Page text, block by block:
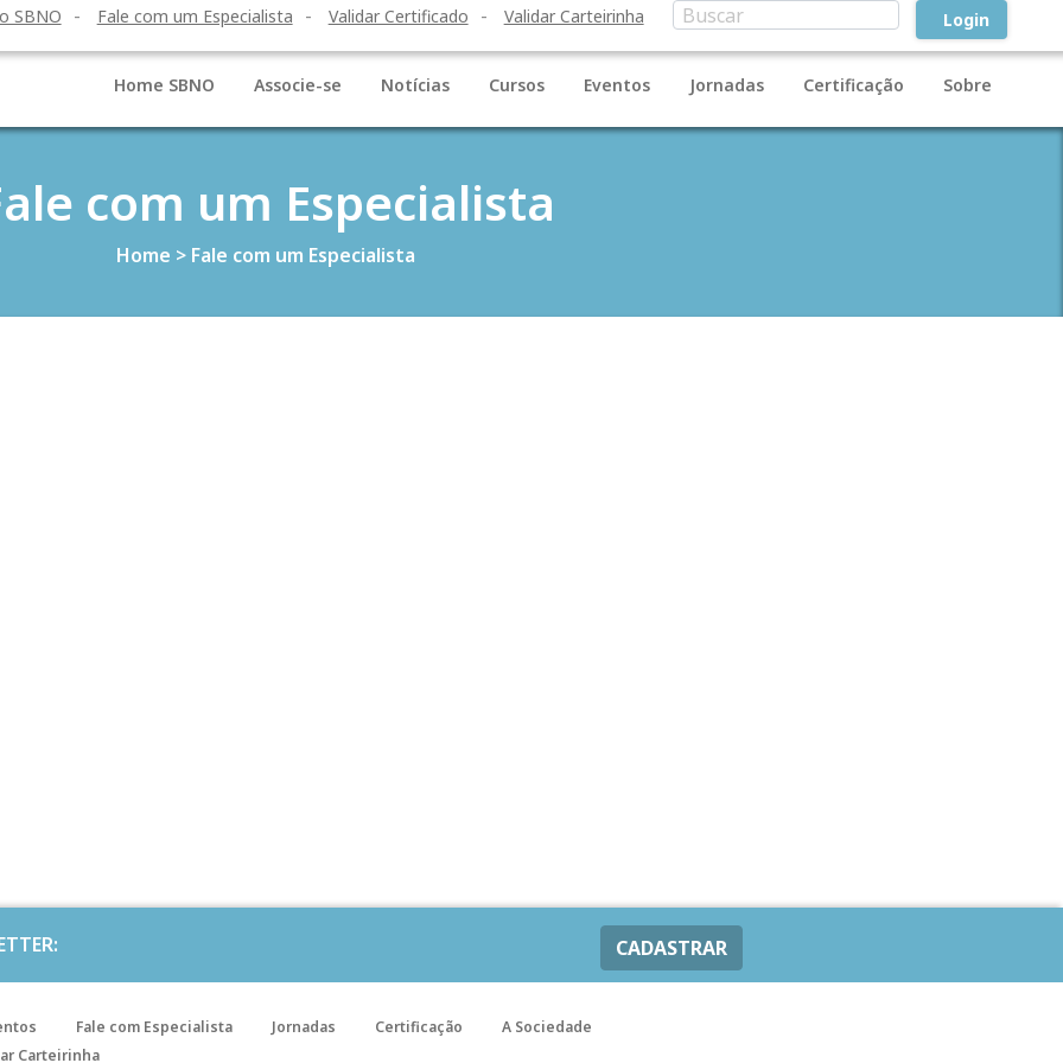
SBNO Fale com um Especialista Validar Certificado Validar Carteirinha Login
Home SBNO Associe-se Notícias Cursos Eventos Jornadas Certificação Sobre
com um Especialista
Home > Fale com um Especialista
CADASTRAR
Fale com Especialista Jornadas Certificação
A Sociedade
Carteirinha